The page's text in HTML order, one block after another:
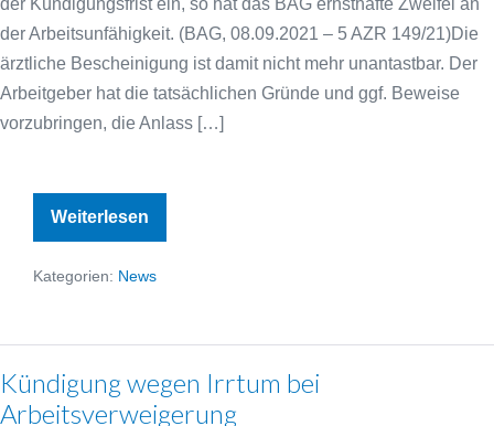
der Kündigungsfrist ein, so hat das BAG ernsthafte Zweifel an
der Arbeitsunfähigkeit. (BAG, 08.09.2021 – 5 AZR 149/21)Die
ärztliche Bescheinigung ist damit nicht mehr unantastbar. Der
Arbeitgeber hat die tatsächlichen Gründe und ggf. Beweise
vorzubringen, die Anlass […]
Weiterlesen
Arbeitsunfähigkeitsbescheinigung
Kategorien: News
Kündigung wegen Irrtum bei
Arbeitsverweigerung